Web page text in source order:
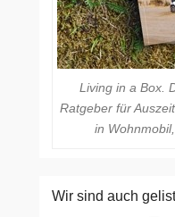
Living in a Box.
Ratgeber für
in
Wir sind auch